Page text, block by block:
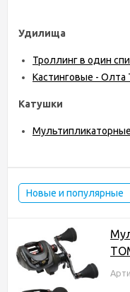
Удилища
Троллинг в один
Кастинговые - Олта
Катушки
Новые и популярные